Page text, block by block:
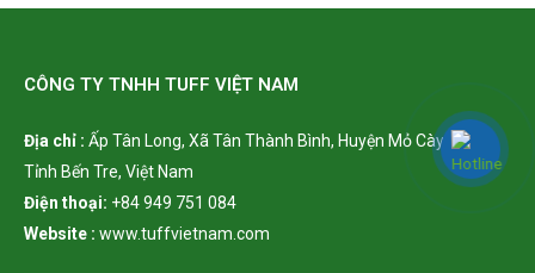
CÔNG TY TNHH TUFF VIỆT NAM
Địa chỉ : Ấp Tân Long, Xã Tân Thành Bình, Huyện Mỏ Cày Bắc,
Tỉnh Bến Tre, Việt Nam
Điện thoại: +84 949 751 084
Website : www.tuffvietnam.com